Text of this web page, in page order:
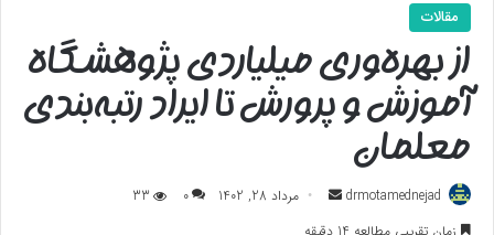
مقالات
از بهره‌وری میلیاردی پژوهشگاه
آموزش و پرورش تا ایراد رتبه‌بندی
معلمان
drmotamednejad
ارسال
به
مرداد 28, 1402 0
33